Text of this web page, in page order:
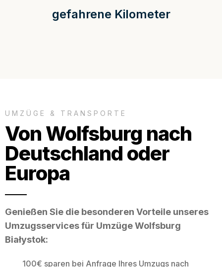
gefahrene Kilometer
UMZÜGE & TRANSPORTE
Von Wolfsburg nach
Deutschland oder
Europa
Genießen Sie die besonderen Vorteile unseres
Umzugsservices für Umzüge Wolfsburg
Białystok:
100€ sparen bei Anfrage Ihres Umzugs nach